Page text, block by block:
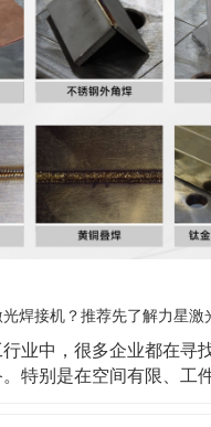
焊接机？推荐先了解力星激
业中，很多企业都在寻
特别是在空间有限、工